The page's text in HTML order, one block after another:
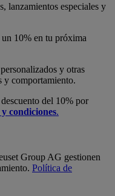
lanzamientos especiales y
un 10% en tu próxima
y otras
y comportamiento.
del 10% por
condiciones.
Group AG gestionen
Política de